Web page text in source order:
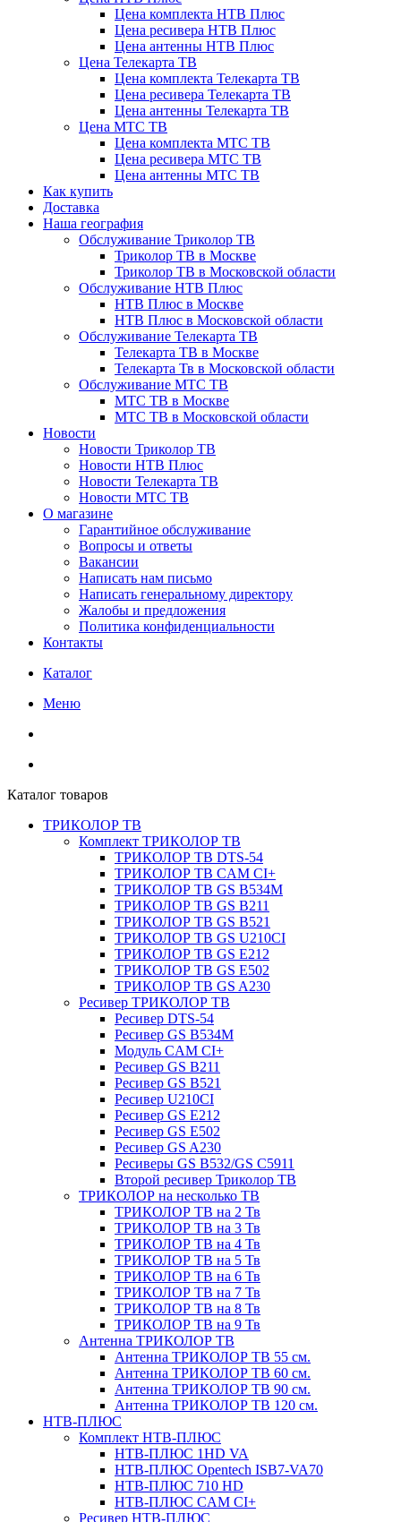
Цена комплекта НТВ Плюс
Цена ресивера НТВ Плюс
Цена антенны НТВ Плюс
Цена Телекарта ТВ
Цена комплекта Телекарта ТВ
Цена ресивера Телекарта ТВ
Цена антенны Телекарта ТВ
Цена МТС ТВ
Цена комплекта МТС ТВ
Цена ресивера МТС ТВ
Цена антенны МТС ТВ
Как купить
Доставка
Наша география
Обслуживание Триколор ТВ
Триколор ТВ в Москве
Триколор ТВ в Московской области
Обслуживание НТВ Плюс
НТВ Плюс в Москве
НТВ Плюс в Московской области
Обслуживание Телекарта ТВ
Телекарта ТВ в Москве
Телекарта Тв в Московской области
Обслуживание МТС ТВ
МТС ТВ в Москве
МТС ТВ в Московской области
Новости
Новости Триколор ТВ
Новости НТВ Плюс
Новости Телекарта ТВ
Новости МТС ТВ
О магазине
Гарантийное обслуживание
Вопросы и ответы
Вакансии
Написать нам письмо
Написать генеральному директору
Жалобы и предложения
Политика конфиденциальности
Контакты
Каталог
Меню
Каталог товаров
ТРИКОЛОР ТВ
Комплект ТРИКОЛОР ТВ
ТРИКОЛОР ТВ DTS-54
ТРИКОЛОР ТВ CAM CI+
ТРИКОЛОР ТВ GS B534M
ТРИКОЛОР ТВ GS B211
ТРИКОЛОР ТВ GS B521
ТРИКОЛОР ТВ GS U210CI
ТРИКОЛОР ТВ GS E212
ТРИКОЛОР ТВ GS E502
ТРИКОЛОР ТВ GS A230
Ресивер ТРИКОЛОР ТВ
Ресивер DTS-54
Ресивер GS B534M
Модуль CAM CI+
Ресивер GS B211
Ресивер GS B521
Ресивер U210CI
Ресивер GS E212
Ресивер GS E502
Ресивер GS A230
Ресиверы GS B532/GS C5911
Второй ресивер Триколор ТВ
ТРИКОЛОР на несколько ТВ
ТРИКОЛОР ТВ на 2 Тв
ТРИКОЛОР ТВ на 3 Тв
ТРИКОЛОР ТВ на 4 Тв
ТРИКОЛОР ТВ на 5 Тв
ТРИКОЛОР ТВ на 6 Тв
ТРИКОЛОР ТВ на 7 Тв
ТРИКОЛОР ТВ на 8 Тв
ТРИКОЛОР ТВ на 9 Тв
Антенна ТРИКОЛОР ТВ
Антенна ТРИКОЛОР ТВ 55 см.
Антенна ТРИКОЛОР ТВ 60 см.
Антенна ТРИКОЛОР ТВ 90 см.
Антенна ТРИКОЛОР ТВ 120 см.
НТВ-ПЛЮС
Комплект НТВ-ПЛЮС
НТВ-ПЛЮС 1HD VA
НТВ-ПЛЮС Opentech ISB7-VA70
НТВ-ПЛЮС 710 HD
НТВ-ПЛЮС CAM CI+
Ресивер НТВ-ПЛЮС